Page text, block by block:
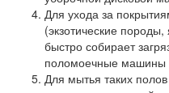
Для ухода за
(экзотические
быстро собирает
поломоечные машины
Для мытья таких полов